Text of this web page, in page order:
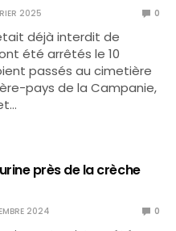
2025 0
déjà interdit de
été arrêtés le 10
passés au cimetière
pays de la Campanie,
près de la crèche
2024 0